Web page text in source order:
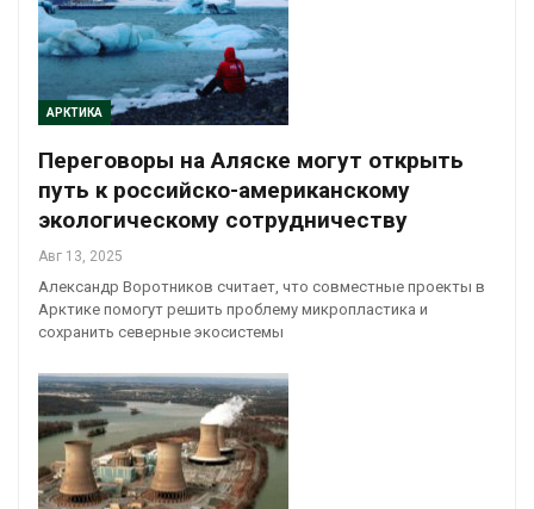
АРКТИКА
Переговоры на Аляске могут открыть
путь к российско-американскому
экологическому сотрудничеству
Авг 13, 2025
Александр Воротников считает, что совместные проекты в
Арктике помогут решить проблему микропластика и
сохранить северные экосистемы